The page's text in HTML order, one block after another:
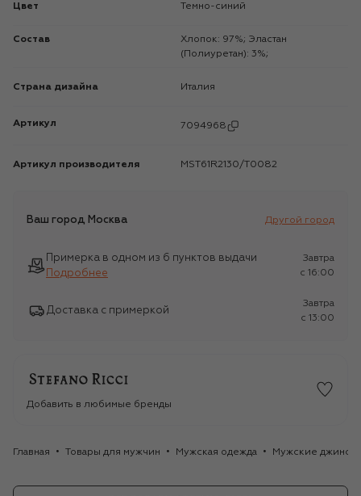
Цвет Темно-синий
Состав
Хлопок: 97%; Эластан
(Полиуретан): 3%;
Страна дизайна Италия
Артикул 7094968
Артикул производителя MST61R2130/T0082
Ваш город Москва Другой город
Примерка в одном из 6 пунктов выдачи
Подробнее
Завтра
c 16:00
Доставка с примеркой
Завтра
c 13:00
Добавить в любимые бренды
Главная Товары для мужчин Мужская одежда Мужские джинсы